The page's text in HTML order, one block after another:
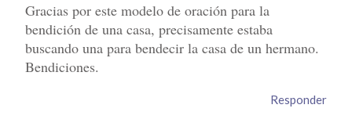
Gracias por este modelo de oración para la
bendición de una casa, precisamente estaba
buscando una para bendecir la casa de un hermano.
Bendiciones.
Responder